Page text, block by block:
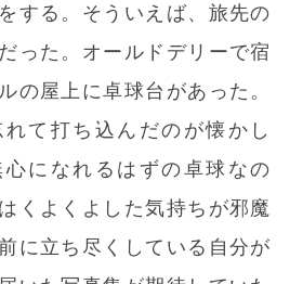
する。そういえば、旅先の
った。オールドデリーで宿
の屋上に卓球台があった。
て打ち込んだのが懐かし
になれるはずの卓球なの
くよくよした気持ちが邪魔
に立ち尽くしている自分が